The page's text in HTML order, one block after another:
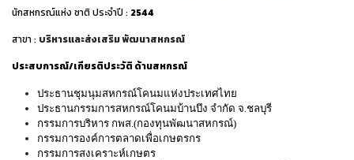
นักสหกรณ์แห่ง ชาติ ประจำปี : 2544
สาขา : บริหารและส่งเสริม พัฒนาสหกรณ์
ประสบการณ์/เกียรติประวัติ ด้านสหกรณ์
ประธานชุมนุมสหกรณ์โคนมแห่งประเทศไทย
ประธานกรรมการสหกรณ์โคนมบ้านบึง จำกัด จ.ชลบุรี
กรรมการบริหาร กพส.(กองทุนพัฒนาสหกรณ์)
กรรมการองค์การตลาดเพื่อเกษตรกร
กรรมการสงเคราะห์เกษตร